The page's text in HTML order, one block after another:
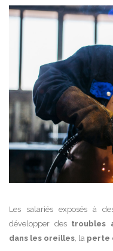
Les salariés exposés à
développer des troubles
dans les oreilles , la perte